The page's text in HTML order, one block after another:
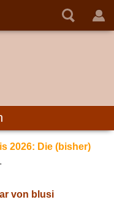
2026: Die (bisher)
von blusi